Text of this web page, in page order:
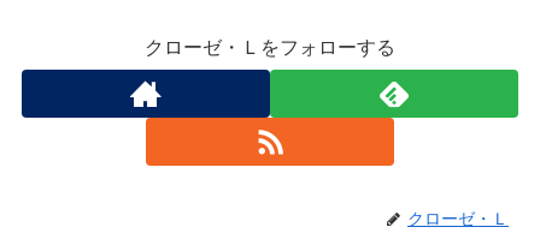
クローゼ・Ｌをフォローする
クローゼ・Ｌ